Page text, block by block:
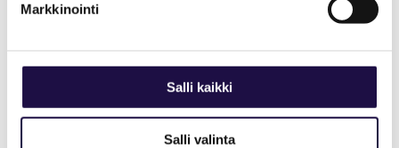
Markkinointi
Salli kaikki
Salli valinta
geoparkin
joulukalenteri
2024